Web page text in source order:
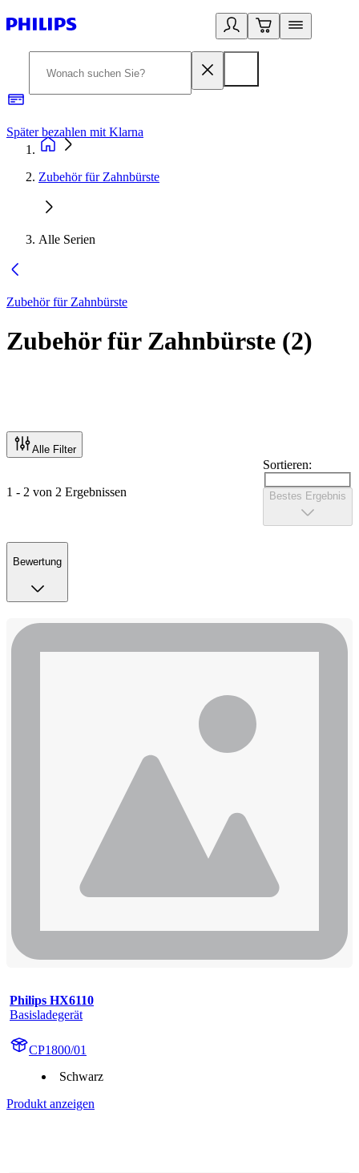
Später bezahlen mit Klarna
Zubehör für Zahnbürste
Alle Serien
Zubehör für Zahnbürste
Zubehör für Zahnbürste (2)
Alle Filter
1 - 2 von 2 Ergebnissen
Sortieren:
Bestes Ergebnis
Bewertung
Philips HX6110
Basisladegerät
CP1800/01
Schwarz
Produkt anzeigen